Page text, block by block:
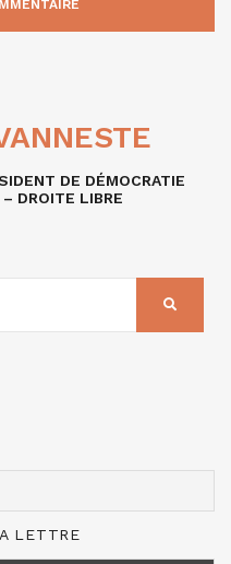
DE DÉMOCRATIE
DROITE LIBRE
LETTRE